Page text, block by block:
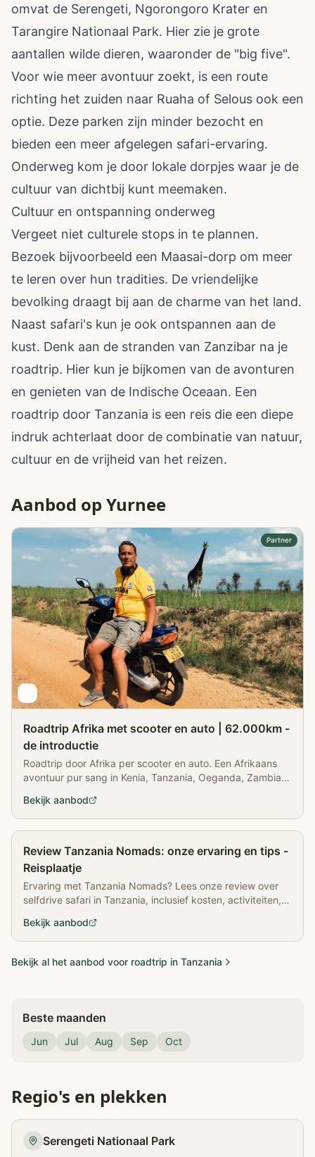
omvat de Serengeti, Ngorongoro Krater en
Tarangire Nationaal Park. Hier zie je grote
aantallen wilde dieren, waaronder de "big five".
Voor wie meer avontuur zoekt, is een route
richting het zuiden naar Ruaha of Selous ook een
optie. Deze parken zijn minder bezocht en
bieden een meer afgelegen safari-ervaring.
Onderweg kom je door lokale dorpjes waar je de
cultuur van dichtbij kunt meemaken.
Cultuur en ontspanning onderweg
Vergeet niet culturele stops in te plannen.
Bezoek bijvoorbeeld een Maasai-dorp om meer
te leren over hun tradities. De vriendelijke
bevolking draagt bij aan de charme van het land.
Naast safari's kun je ook ontspannen aan de
kust. Denk aan de stranden van Zanzibar na je
roadtrip. Hier kun je bijkomen van de avonturen
en genieten van de Indische Oceaan. Een
roadtrip door Tanzania is een reis die een diepe
indruk achterlaat door de combinatie van natuur,
cultuur en de vrijheid van het reizen.
Aanbod op Yurnee
Partner
Roadtrip Afrika met scooter en auto | 62.000km -
de introductie
Roadtrip door Afrika per scooter en auto. Een Afrikaans
avontuur pur sang in Kenia, Tanzania, Oeganda, Zambia,
Bekijk aanbod
Review Tanzania Nomads: onze ervaring en tips -
Reisplaatje
Ervaring met Tanzania Nomads? Lees onze review over
selfdrive safari in Tanzania, inclusief kosten, activiteiten,
Bekijk aanbod
Bekijk al het aanbod voor roadtrip in Tanzania
Beste maanden
Jun Jul Aug Sep Oct
Regio's en plekken
Serengeti Nationaal Park